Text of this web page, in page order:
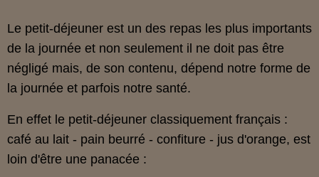
Le petit-déjeuner est un des repas les plus importants
de la journée et non seulement il ne doit pas être
négligé mais, de son contenu, dépend notre forme de
la journée et parfois notre santé.
En effet le petit-déjeuner classiquement français :
café au lait - pain beurré - confiture - jus d'orange, est
loin d'être une panacée :